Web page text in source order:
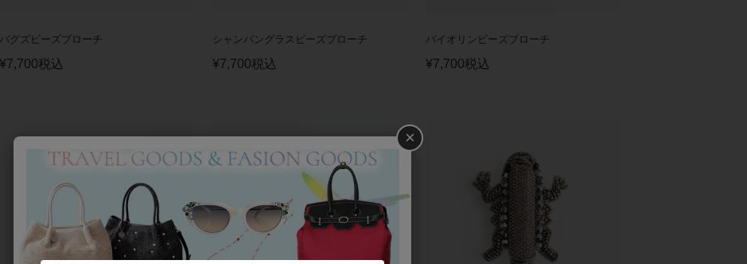
バグズビーズブローチ
¥7,700税込
シャンパングラスビーズブローチ
¥7,700税込
バイオリンビーズブローチ
¥7,700税込
×